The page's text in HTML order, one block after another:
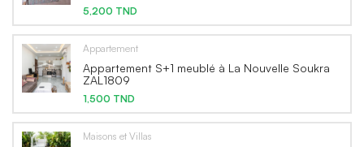
5,200 TND
Appartement
Appartement S+1 meublé à La Nouvelle Soukra
ZAL1809
1,500 TND
Maisons et Villas